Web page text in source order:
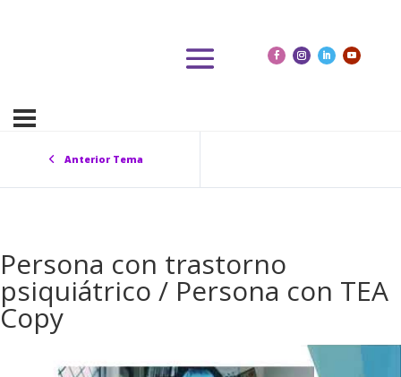
Anterior Tema
Persona con trastorno
psiquiátrico / Persona con TEA
Copy